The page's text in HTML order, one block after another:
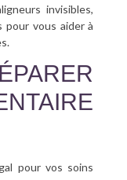
invisibles,
vous aider à
pour vos soins